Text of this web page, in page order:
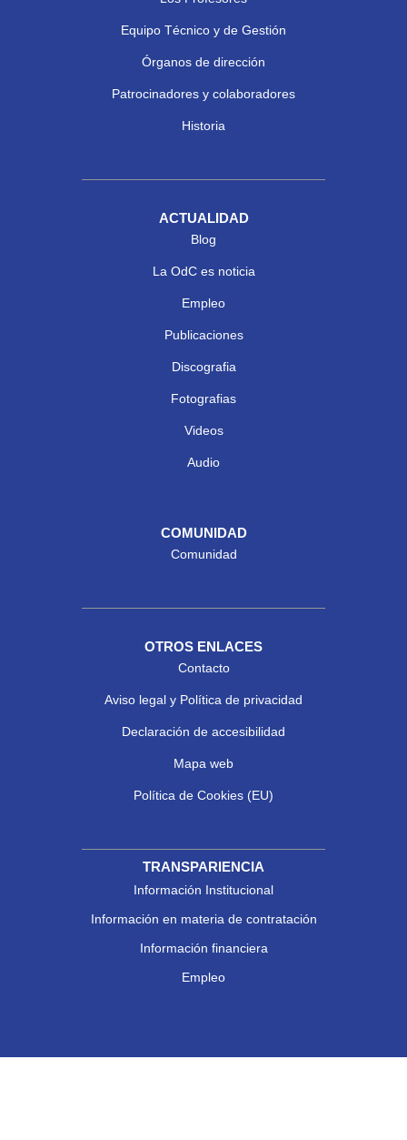
Equipo Técnico y de Gestión
Órganos de dirección
Patrocinadores y colaboradores
Historia
ACTUALIDAD
Blog
La OdC es noticia
Empleo
Publicaciones
Discografia
Fotografias
Videos
Audio
COMUNIDAD
Comunidad
OTROS ENLACES
Contacto
Aviso legal y Política de privacidad
Declaración de accesibilidad
Mapa web
Política de Cookies (EU)
TRANSPARIENCIA
Información Institucional
Información en materia de contratación
Información financiera
Empleo